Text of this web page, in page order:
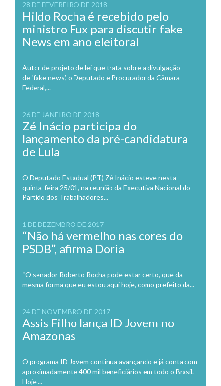
28 DE FEVEREIRO DE 2018
Hildo Rocha é recebido pelo
ministro Fux para discutir fake
News em ano eleitoral
Autor de projeto de lei que trata sobre a divulgação
de ‘fake news’, o Deputado e Procurador da Câmara
Federal,...
26 DE JANEIRO DE 2018
Zé Inácio participa do
lançamento da pré-candidatura
de Lula
O Deputado Estadual (PT) Zé Inácio esteve nesta
quinta-feira 25/01, na reunião da Executiva Nacional do
Partido dos Trabalhadores...
1 DE DEZEMBRO DE 2017
“Não há vermelho nas cores do
PSDB”, afirma Doria
“O senador Roberto Rocha pode estar certo, que da
mesma forma que eu estou aqui hoje, como prefeito da...
24 DE NOVEMBRO DE 2017
Assis Filho lança ID Jovem no
Amazonas
O programa ID Jovem continua avançando e já conta com
aproximadamente 400 mil beneficiários em todo o Brasil.
Hoje,...